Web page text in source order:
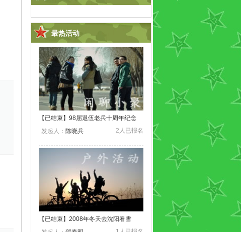
最热活动
【 已结束】98届退伍老兵十周年纪念
发起人： 陈晓兵 2人已报名
【 已结束】2008年冬天去沈阳看雪